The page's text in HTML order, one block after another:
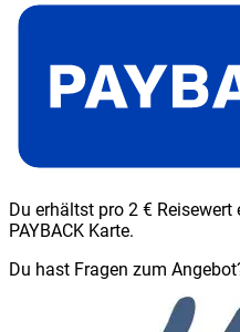
Du erhältst pro 2 € Reisewert
PAYBACK Karte.
Du hast Fragen zum